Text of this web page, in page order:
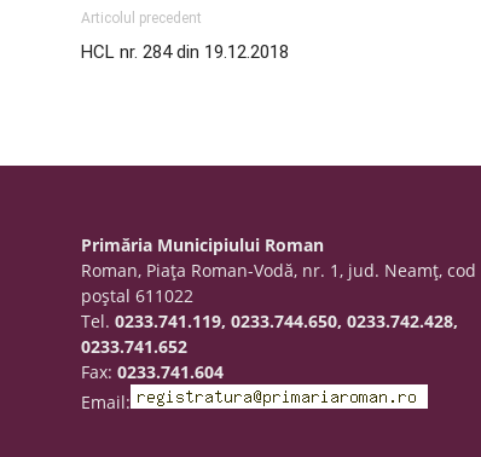
Articolul precedent
HCL nr. 284 din 19.12.2018
Primăria Municipiului Roman
Roman, Piaţa Roman-Vodă, nr. 1, jud. Neamţ, cod
poştal 611022
Tel.0233.741.119, 0233.744.650, 0233.742.428,
0233.741.652
Fax:0233.741.604
Email: